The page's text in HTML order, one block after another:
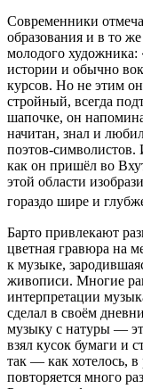
Современники
образования и в то
молодого художника:
истории и обычно
курсов. Но не этим
стройный, всегда
шапочке, он
начитан, знал и
поэтов-символистов.
как он пришёл во
этой области
гораздо шире и
Барто привлекают
цветная гравюра на
к музыке,
живописи. Многие
интерпретации
сделал в своём
музыку с натуры —
взял кусок бумаги и
так — как хотелось,
повторяется много